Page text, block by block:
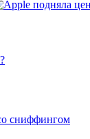
сниффингом